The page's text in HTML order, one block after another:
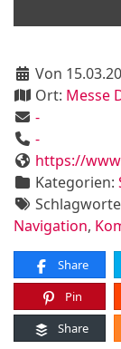
Von
Ort: Messe
-
-
https://
Kategorien:
Navigation,
Share
Pin
Share